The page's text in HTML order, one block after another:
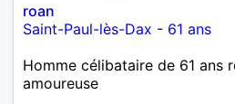
roan
Saint-Paul-lès-Dax - 61 ans
Homme célibataire de 61 ans
amoureuse